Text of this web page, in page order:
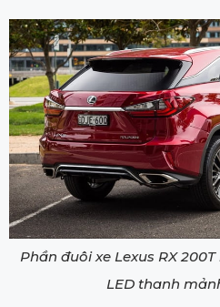
Phần đuôi xe Lexus RX
LED thanh